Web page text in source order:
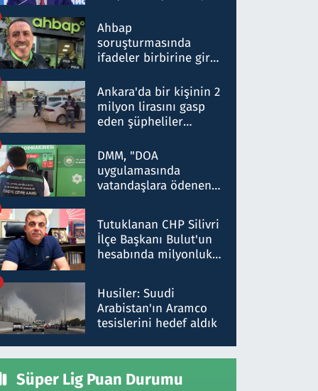
nitelikte olduğunu
belirtti
Ahbap
soruşturmasında
ifadeler birbirine girdi:
ifadelerinden ortaya
çıkan tablo şok etti
Ankara'da bir kişinin 2
milyon lirasını gasp
eden şüpheliler
DMM, "DOA
uygulamasında
vatandaşlara ödenen
düşürüldüğü" iddiasını
yalanladı
Tutuklanan CHP Silivri
İlçe Başkanı Bulut'un
hesabında milyonluk
talimat verdi, ben
gönderdim
Husiler: Suudi
Arabistan'ın Aramco
tesislerini hedef aldık
Süper Lig Puan Durumu